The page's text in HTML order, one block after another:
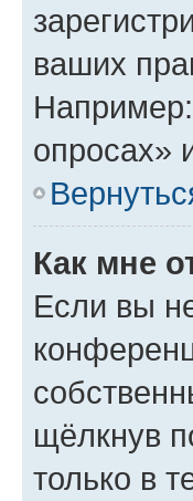
ваших
опросах»
Как мне
Если вы
щёлкнув
только в